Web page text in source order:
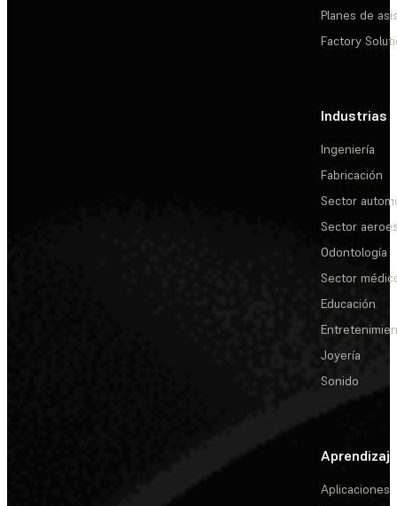
Planes de
Factory
Industrias
Ingeniería
Fabricación
Sector
Sector
Odontología
Sector
Educación
Joyería
Sonido
Aprendizaje
Aplicaciones